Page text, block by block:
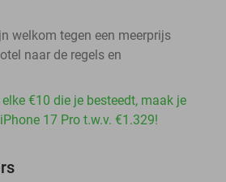
welkom tegen een meerprijs
naar de regels en
€10 die je besteedt, maak je
17 Pro t.w.v. €1.329!